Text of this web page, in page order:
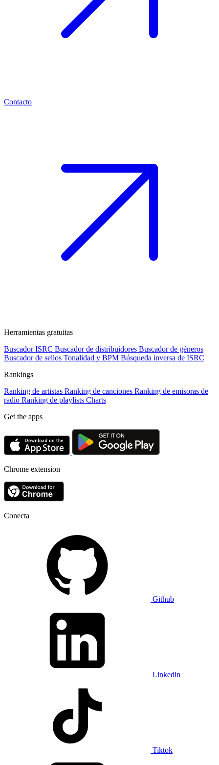
Contacto
Herramientas gratuitas
Buscador ISRC Buscador de distribuidores Buscador de géneros
Buscador de sellos Tonalidad y BPM Búsqueda inversa de ISRC
Rankings
Ranking de artistas Ranking de canciones Ranking de emisoras de
radio Ranking de playlists Charts
Get the apps
Chrome extension
Conecta
Github
Linkedin
Tiktok